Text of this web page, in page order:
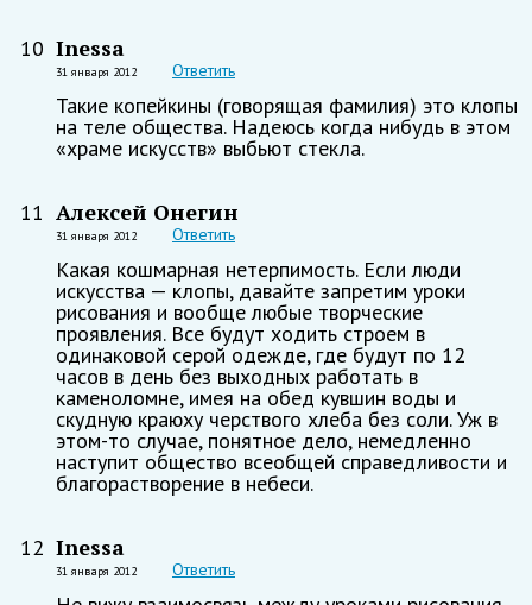
10 Inessa
31 января 2012 Ответить
Такие копейкины (говорящая фамилия) это клопы
на теле общества. Надеюсь когда нибудь в этом
«храме искусств» выбьют стекла.
11 Алексей Онегин
31 января 2012 Ответить
Какая кошмарная нетерпимость. Если люди
искусства — клопы, давайте запретим уроки
рисования и вообще любые творческие
проявления. Все будут ходить строем в
одинаковой серой одежде, где будут по 12
часов в день без выходных работать в
каменоломне, имея на обед кувшин воды и
скудную краюху черствого хлеба без соли. Уж в
этом-то случае, понятное дело, немедленно
наступит общество всеобщей справедливости и
благорастворение в небеси.
12 Inessa
31 января 2012 Ответить